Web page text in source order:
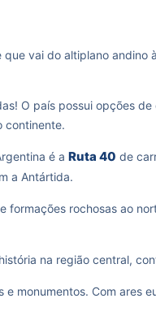
vai do altiplano andino
O país possui opções
continente.
é a Ruta 40 de
a Antártida.
formações rochosas ao
na região central,
e monumentos. Com ares